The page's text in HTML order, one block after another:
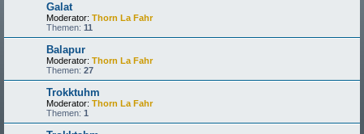
Galat
Moderator: Thorn La Fahr
Themen: 11
Balapur
Moderator: Thorn La Fahr
Themen: 27
Trokktuhm
Moderator: Thorn La Fahr
Themen: 1